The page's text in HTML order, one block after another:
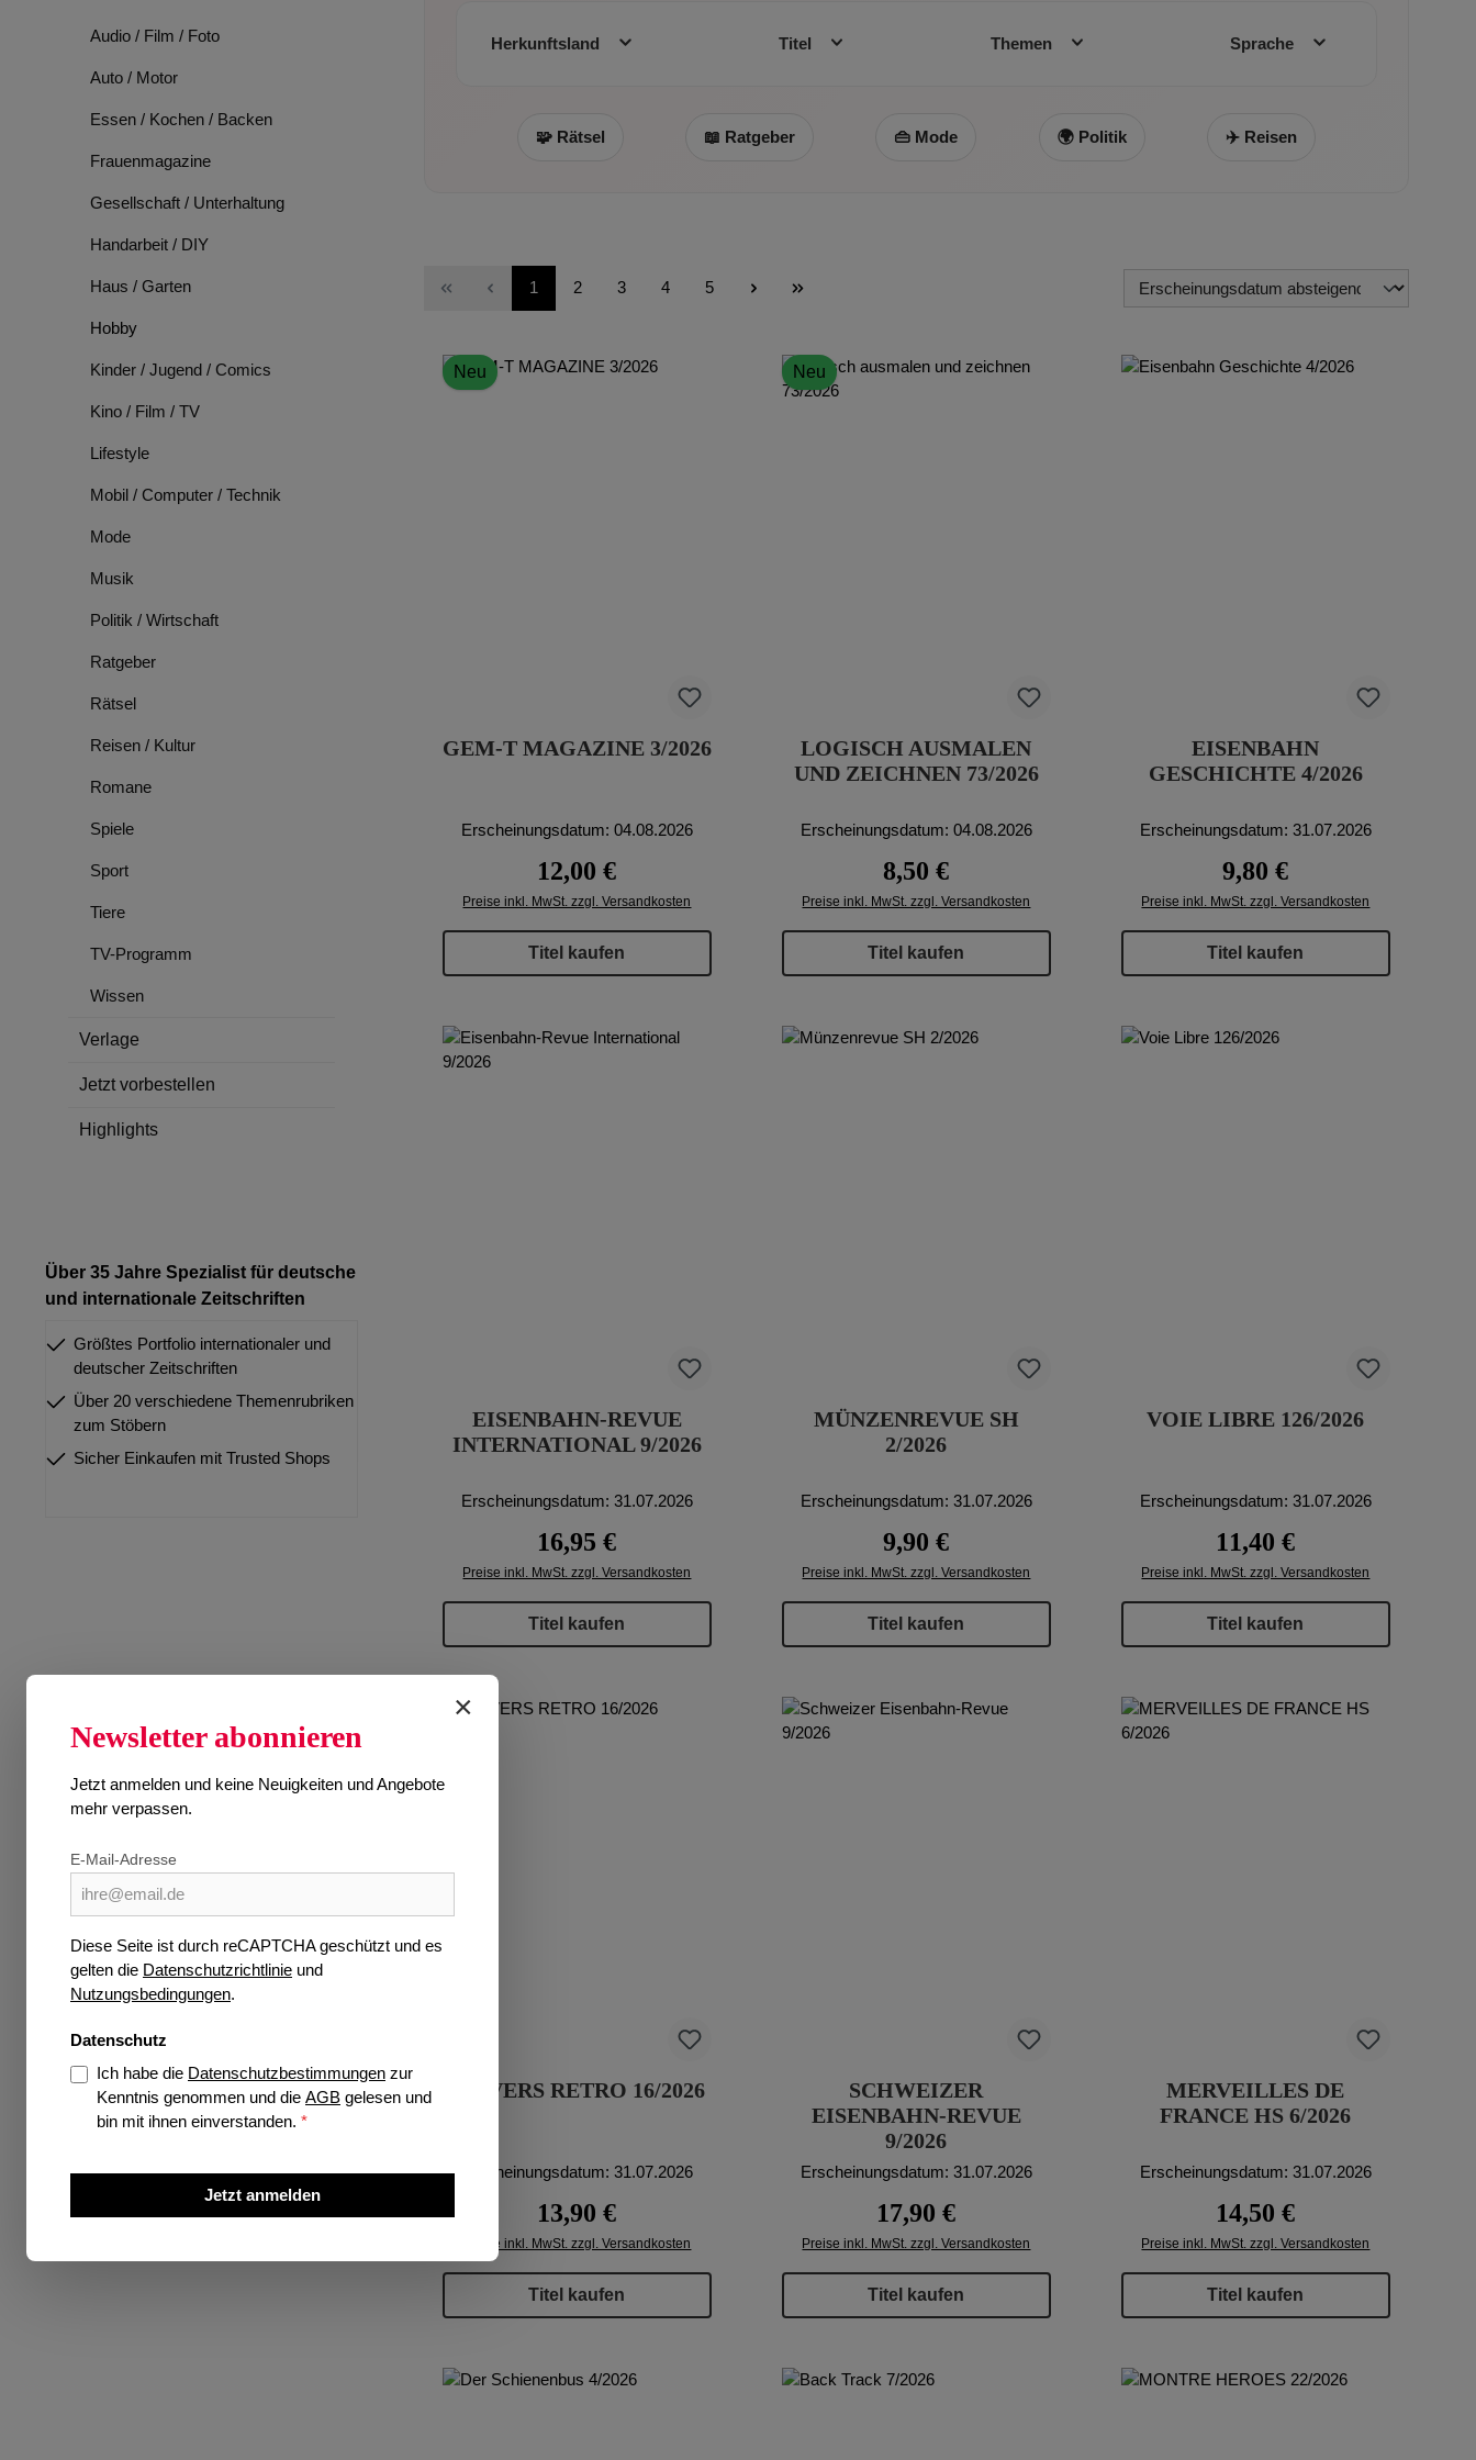
Audio / Film / Foto
Auto / Motor
Essen / Kochen / Backen
Frauenmagazine
Gesellschaft / Unterhaltung
Handarbeit / DIY
Haus / Garten
Hobby
Kinder / Jugend / Comics
Kino / Film / TV
Lifestyle
Mobil / Computer / Technik
Mode
Musik
Politik / Wirtschaft
Ratgeber
Rätsel
Reisen / Kultur
Romane
Spiele
Sport
Tiere
TV-Programm
Wissen
Verlage
Jetzt vorbestellen
Highlights
Über 35 Jahre Spezialist für deutsche
und internationale Zeitschriften
Größtes Portfolio internationaler und
deutscher Zeitschriften
Über 20 verschiedene Themenrubriken
zum Stöbern
Sicher Einkaufen mit Trusted Shops
Herkunftsland Titel Themen Sprache
🧩 Rätsel 📖 Ratgeber 👜 Mode 🌍 Politik ✈️ Reisen
Seite
1 Seite
2 Seite
3 Seite
4 Seite
5
Neu
GEM-T MAGAZINE 3/2026
Erscheinungsdatum: 04.08.2026
Regulärer Preis:
12,00 €
Preise inkl. MwSt. zzgl. Versandkosten
Titel kaufen
Neu
LOGISCH AUSMALEN
UND ZEICHNEN 73/2026
Erscheinungsdatum: 04.08.2026
Regulärer Preis:
8,50 €
Preise inkl. MwSt. zzgl. Versandkosten
Titel kaufen
EISENBAHN
GESCHICHTE 4/2026
Erscheinungsdatum: 31.07.2026
Regulärer Preis:
9,80 €
Preise inkl. MwSt. zzgl. Versandkosten
Titel kaufen
EISENBAHN-REVUE
INTERNATIONAL 9/2026
Erscheinungsdatum: 31.07.2026
Regulärer Preis:
16,95 €
Preise inkl. MwSt. zzgl. Versandkosten
Titel kaufen
MÜNZENREVUE SH
2/2026
Erscheinungsdatum: 31.07.2026
Regulärer Preis:
9,90 €
Preise inkl. MwSt. zzgl. Versandkosten
Titel kaufen
VOIE LIBRE 126/2026
Erscheinungsdatum: 31.07.2026
Regulärer Preis:
11,40 €
Preise inkl. MwSt. zzgl. Versandkosten
Titel kaufen
UNIVERS RETRO 16/2026
Erscheinungsdatum: 31.07.2026
Regulärer Preis:
13,90 €
Preise inkl. MwSt. zzgl. Versandkosten
Titel kaufen
SCHWEIZER
EISENBAHN-REVUE
9/2026
Erscheinungsdatum: 31.07.2026
Regulärer Preis:
17,90 €
Preise inkl. MwSt. zzgl. Versandkosten
Titel kaufen
MERVEILLES DE
FRANCE HS 6/2026
Erscheinungsdatum: 31.07.2026
Regulärer Preis:
14,50 €
Preise inkl. MwSt. zzgl. Versandkosten
Titel kaufen
×
Newsletter abonnieren
Jetzt anmelden und keine Neuigkeiten und Angebote
mehr verpassen.
E-Mail-Adresse
Diese Seite ist durch reCAPTCHA geschützt und es
gelten die Datenschutzrichtlinie und
Nutzungsbedingungen.
Datenschutz
Ich habe die Datenschutzbestimmungen zur
Kenntnis genommen und die AGB gelesen und
bin mit ihnen einverstanden. *
Jetzt anmelden